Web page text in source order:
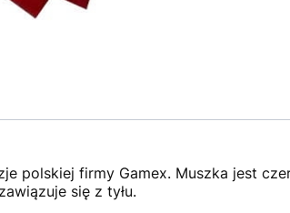
polskiej firmy Gamex. Muszka jest
się z tyłu.